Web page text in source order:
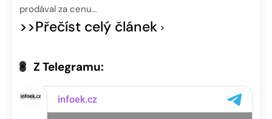
prodával za cenu…
>>Přečíst celý článek
Z Telegramu: